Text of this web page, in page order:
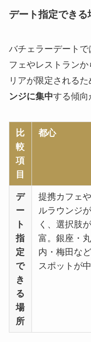
デート指定できる
バチェラーデート
フェやレストラン
リアが限定されるた
ンジに集中する傾向
比
較
項
目
都心
デ
ー
ト
指
定
で
き
る
場
所
提携カフェ
ルラウンジ
く、選択肢
富。銀座・
内・梅田な
スポットが中